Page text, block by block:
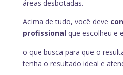
áreas desbotadas.
Acima de tudo, você deve
profissionalque escolheu e
o que busca para que o
tenha o resultado ideal e